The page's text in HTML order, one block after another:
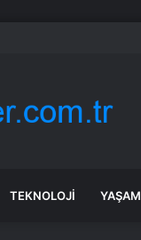
TEKNOLOJI YAŞAM